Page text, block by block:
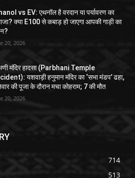
vs EV: एथनॉल है वरदान या पर्यावरण का
क्या E100 से कबाड़ हो जाएगा आपकी गाड़ी का
20, 2026
मंदिर हादसा (Parbhani Temple
यशवाड़ी हनुमान मंदिर का ‘सभा मंडप’ ढहा,
की पूजा के दौरान मचा कोहराम; 7 की मौत
20, 2026
714
513